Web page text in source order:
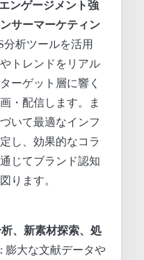
ンゲージメント強
サーマーケティン
分析ツールを活用
トレンドをリアル
ーゲット層に響く
・配信します。ま
いて最適なインフ
し、効果的なコラ
じてブランド認知
ります。
、新素材探索、処
: 膨大な文献データや